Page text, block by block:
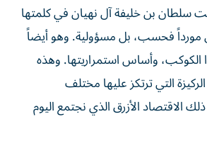
سلطان بن خليفة آل نهيان في كلمتها
مورداً فحسب، بل مسؤولية. وهو أيضاً
وأساس استمراريتها. وهذه
التي ترتكز عليها مختلف
الاقتصاد الأزرق الذي نجتمع اليوم